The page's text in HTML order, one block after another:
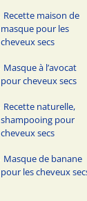
Recette maison de
masque pour les
cheveux secs
Masque à l’avocat
pour cheveux secs
Recette naturelle,
shampooing pour
cheveux secs
Masque de banane
pour les cheveux